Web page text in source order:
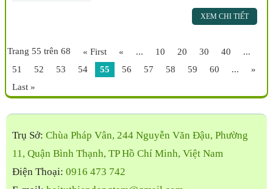
XEM CHI TIẾT
Trang 55 trên 68 « First « ... 10 20 30 40
...
51
52 53 54 55 56 57 58 59 60 ...
»
Last »
Trụ Sở: Chùa Pháp Vân, 244 Nguyễn Văn Đậu, Phường
11, Quận Bình Thạnh, TP Hồ Chí Minh, Việt Nam
Điện Thoại: 0916 473 742